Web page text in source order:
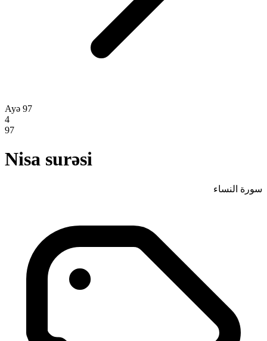
Ayə 97
4
97
Nisa surəsi
سورة النساء